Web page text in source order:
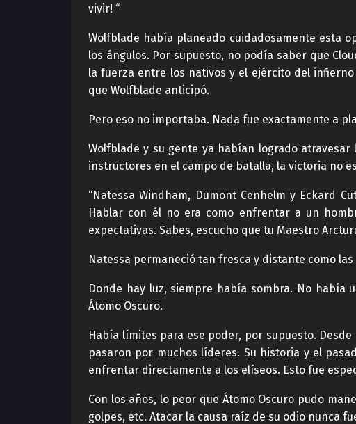
vivir! “
Wolfblade había planeado cuidadosamente esta
los ángulos. Por supuesto, no podía saber que
la fuerza entre los nativos y el ejército del
que Wolfblade anticipó.
Pero eso no importaba. Nada fue exactamente a
Wolfblade y su gente ya habían logrado
instructores en el campo de batalla, la victoria no
“Natessa Windham, Dumont Cenhelm y Eckard
Hablar con él no era como enfrentar a un
expectativas. Sabes, escucho que tu Maestro
Natessa permaneció tan fresca y distante como
Donde hay luz, siempre había sombra. No había
Átomo Oscuro.
Había límites para ese poder, por supuesto.
pasaron por muchos líderes. Su historia y el
enfrentar directamente a los elíseos. Esto fue
Con los años, lo peor que Átomo Oscuro pudo
golpes, etc. Atacar la causa raíz de su odio nunca